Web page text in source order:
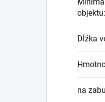
objektu:
Dĺžka
na